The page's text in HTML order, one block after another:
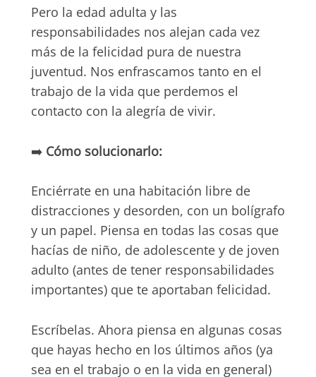
Pero la edad adulta y las
responsabilidades nos alejan cada vez
más de la felicidad pura de nuestra
juventud. Nos enfrascamos tanto en el
trabajo de la vida que perdemos el
contacto con la alegría de vivir.
➡️ Cómo solucionarlo:
Enciérrate en una habitación libre de
distracciones y desorden, con un bolígrafo
y un papel. Piensa en todas las cosas que
hacías de niño, de adolescente y de joven
adulto (antes de tener responsabilidades
importantes) que te aportaban felicidad.
Escríbelas. Ahora piensa en algunas cosas
que hayas hecho en los últimos años (ya
sea en el trabajo o en la vida en general)